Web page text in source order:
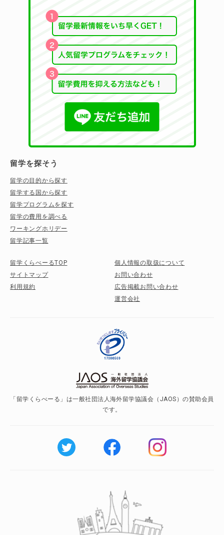
留学を探そう
留学の目的から探す
留学する国から探す
留学プログラムを探す
留学の費用を調べる
ワーキングホリデー
留学記事一覧
留学くらべーるTOP
サイトマップ
利用規約
個人情報の取扱について
お問い合わせ
広告掲載お問い合わせ
運営会社
「留学くらべーる」は一般社団法人海外留学協議会（JAOS）の賛助会員
です。